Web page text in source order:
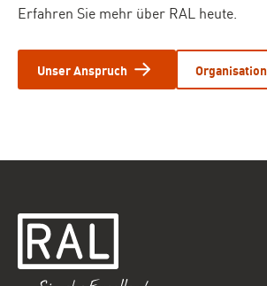
Erfahren Sie mehr über RAL heute.
Unser Anspruch Organisation